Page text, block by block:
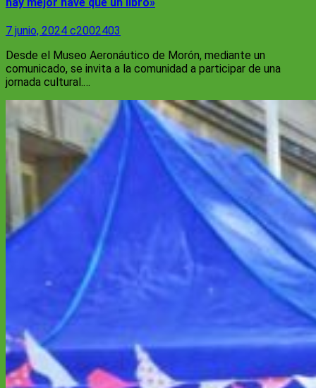
7 junio, 2024 c2002403
Desde el Museo Aeronáutico de Morón, mediante un
comunicado, se invita a la comunidad a participar de una
jornada cultural.…